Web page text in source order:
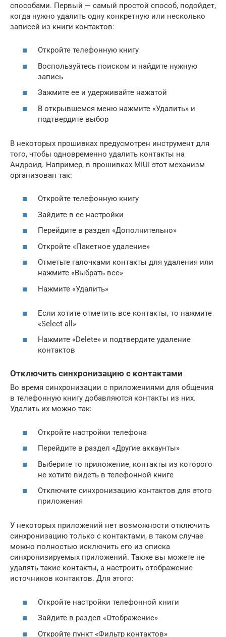
способами. Первый — самый простой способ, подойдет,
когда нужно удалить одну конкретную или несколько
записей из книги контактов:
Откройте телефонную книгу
Воспользуйтесь поиском и найдите нужную
запись
Зажмите ее и удерживайте нажатой
В открывшемся меню нажмите «Удалить» и
подтвердите выбор
В некоторых прошивках предусмотрен инструмент для
того, чтобы одновременно удалить контакты на
Андроид. Например, в прошивках MIUI этот механизм
организован так:
Откройте телефонную книгу
Зайдите в ее настройки
Перейдите в раздел «Дополнительно»
Откройте «Пакетное удаление»
Отметьте галочками контакты для удаления или
нажмите «Выбрать все»
Нажмите «Удалить»
Если хотите отметить все контакты, то нажмите
«Select all»
Нажмите «Delete» и подтвердите удаление
контактов
Отключить синхронизацию с контактами
Во время синхронизации с приложениями для общения
в телефонную книгу добавляются контакты из них.
Удалить их можно так:
Откройте настройки телефона
Перейдите в раздел «Другие аккаунты»
Выберите то приложение, контакты из которого
не хотите видеть в телефонной книге
Отключите синхронизацию контактов для этого
приложения
У некоторых приложений нет возможности отключить
синхронизацию только с контактами, в таком случае
можно полностью исключить его из списка
синхронизируемых приложений. Также вы можете не
удалять такие контакты, а настроить отображение
источников контактов. Для этого:
Откройте настройки телефонной книги
Зайдите в раздел «Отображение»
Откройте пункт «Фильтр контактов»